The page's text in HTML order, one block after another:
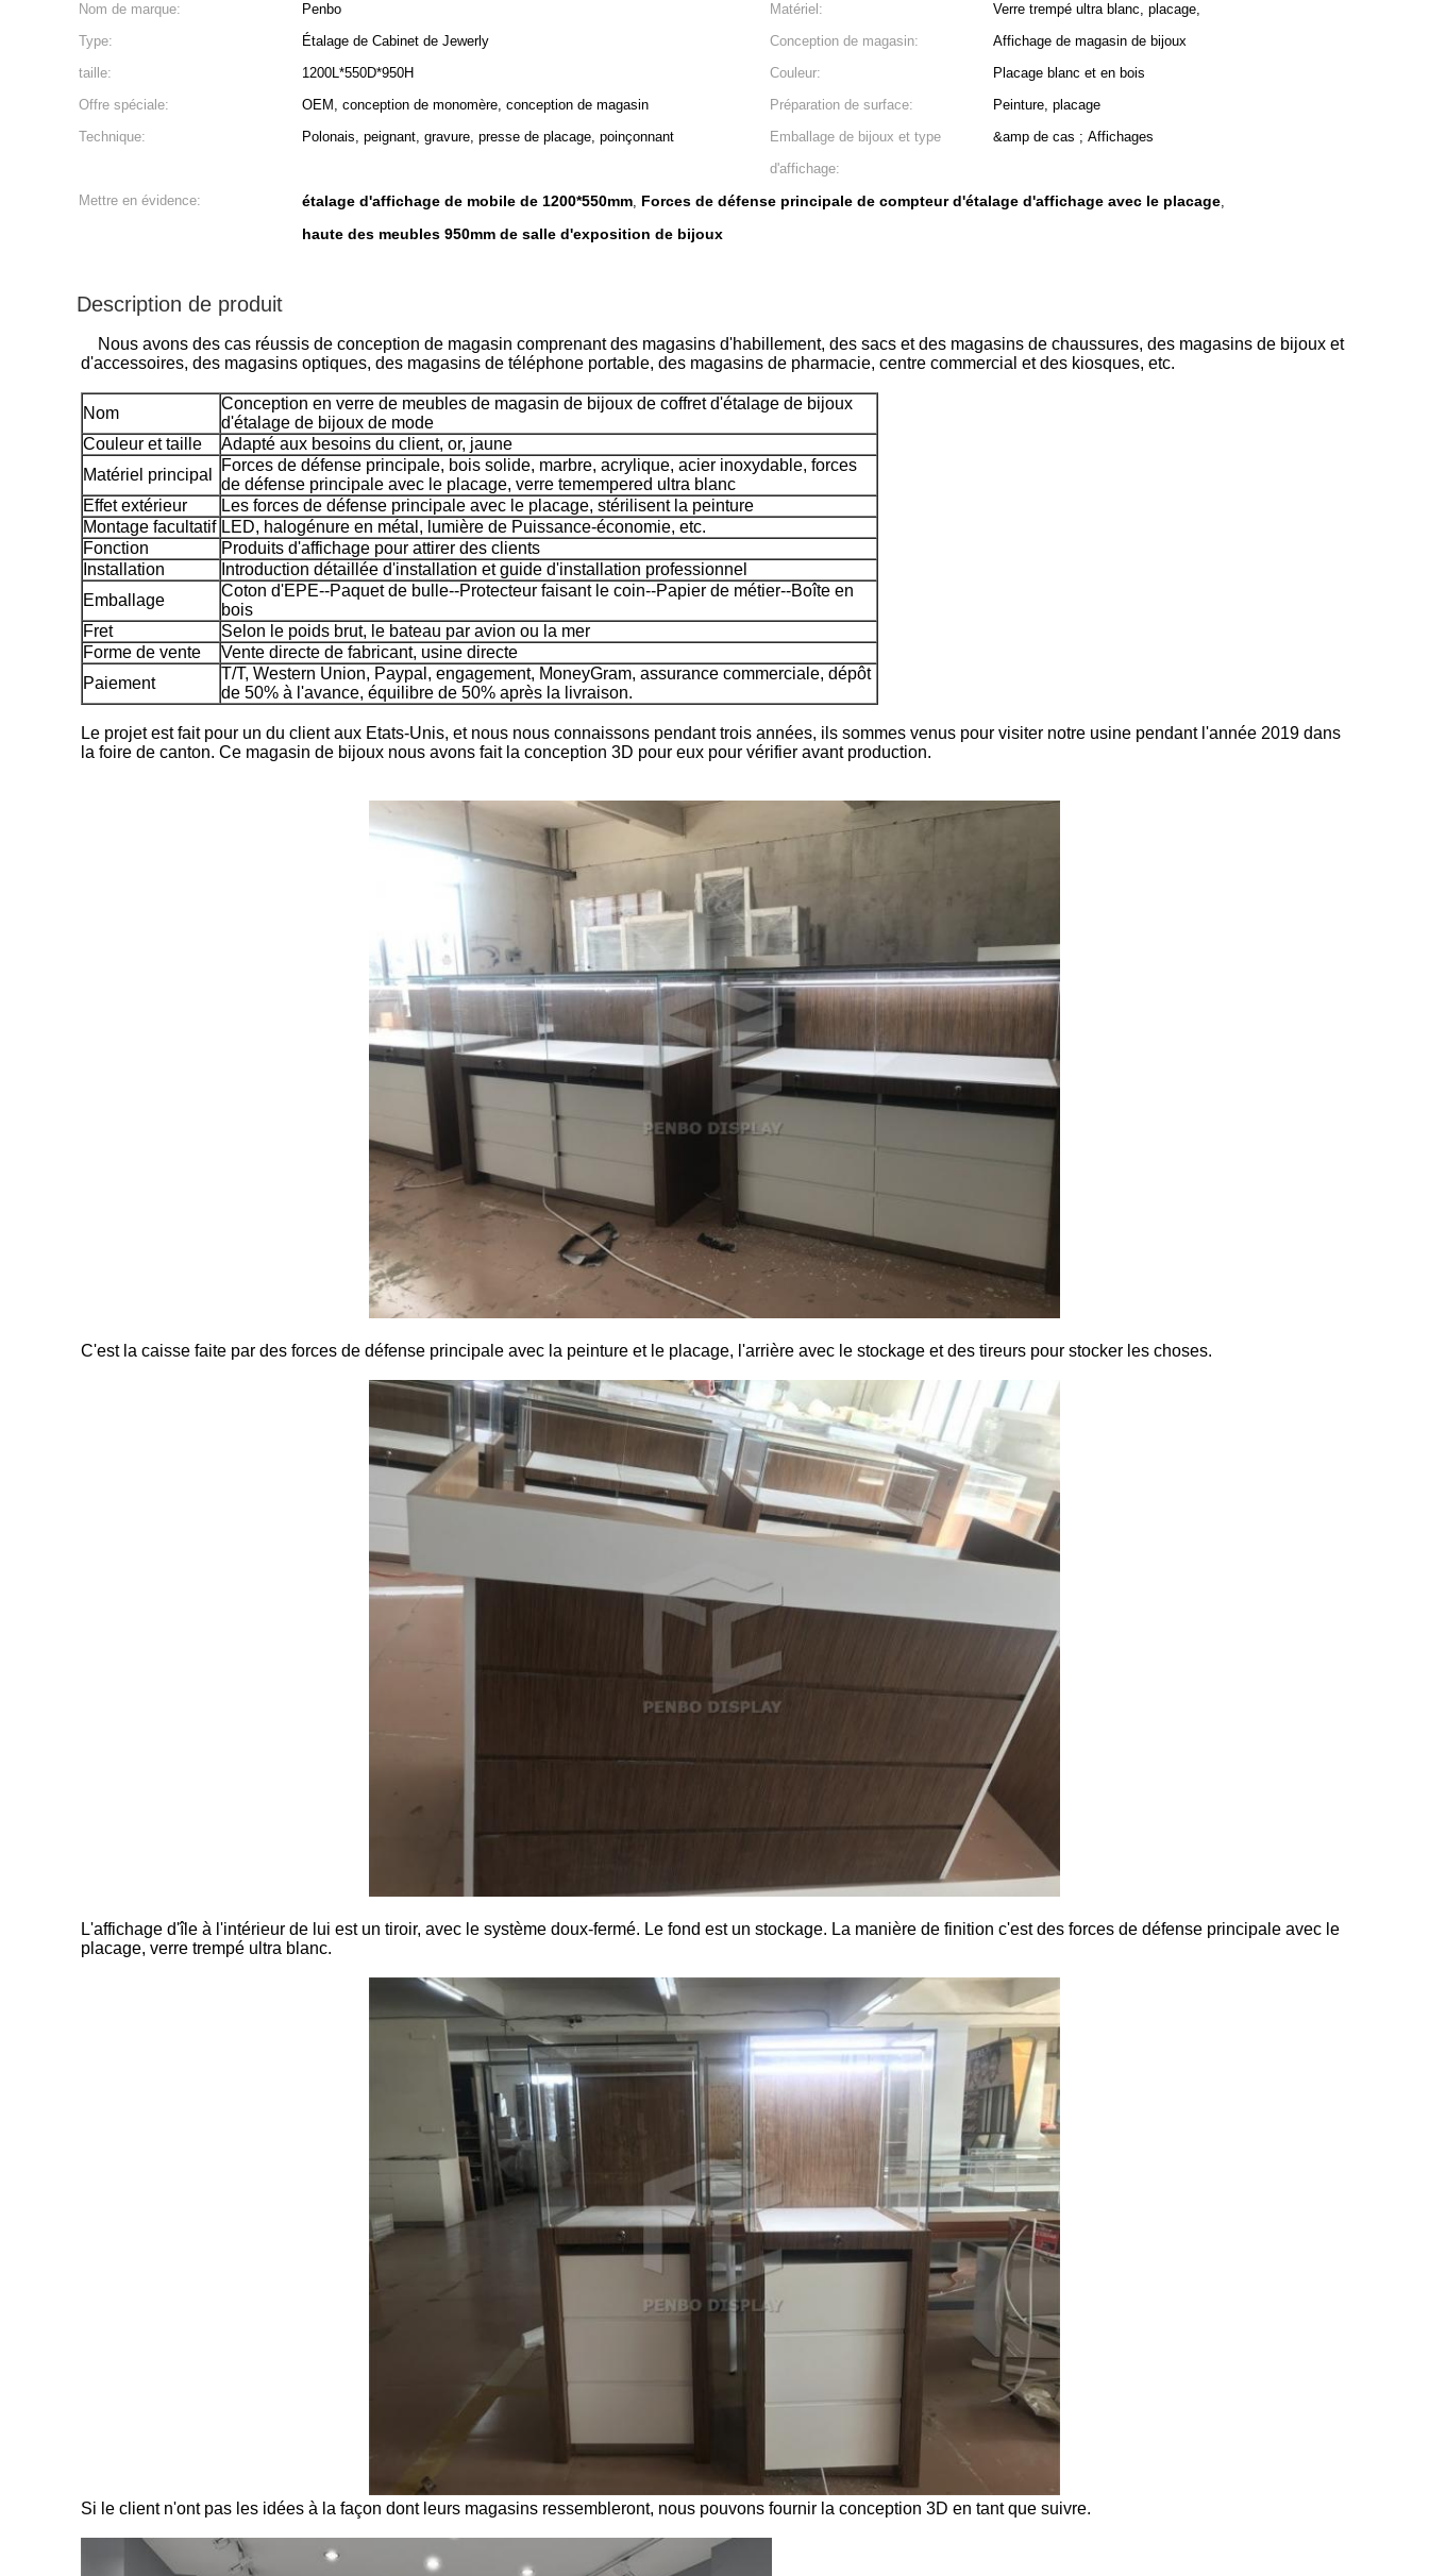
Nom de marque: Penbo Matériel:
Verre trempé ultra blanc, placage,
Type:
Étalage de Cabinet de Jewerly Conception de magasin:
Affichage de magasin de bijoux
taille:
1200L*550D*950H Couleur:
Placage blanc et en bois
Offre spéciale:
OEM, conception de monomère, conception de magasin Préparation de surface:
Peinture, placage
Technique:
Polonais, peignant, gravure, presse de placage, poinçonnant
Emballage de bijoux et type
d'affichage:
&amp de cas ; Affichages
Mettre en évidence: étalage d'affichage de mobile de 1200*550mm, Forces de défense principale de compteur d'étalage d'affichage avec le placage,
haute des meubles 950mm de salle d'exposition de bijoux
Description de produit
Nous avons des cas réussis de conception de magasin comprenant des magasins d'habillement, des sacs et des magasins de chaussures, des magasins de bijoux et
d'accessoires, des magasins optiques, des magasins de téléphone portable, des magasins de pharmacie, centre commercial et des kiosques, etc.
Nom
Conception en verre de meubles de magasin de bijoux de coffret d'étalage de bijoux
d'étalage de bijoux de mode
Couleur et taille
Adapté aux besoins du client, or, jaune
Matériel principal
Forces de défense principale, bois solide, marbre, acrylique, acier inoxydable, forces
de défense principale avec le placage, verre temempered ultra blanc
Effet extérieur
Les forces de défense principale avec le placage, stérilisent la peinture
Montage facultatif LED, halogénure en métal, lumière de Puissance-économie, etc.
Fonction
Produits d'affichage pour attirer des clients
Installation
Introduction détaillée d'installation et guide d'installation professionnel
Emballage
Coton d'EPE--Paquet de bulle--Protecteur faisant le coin--Papier de métier--Boîte en
bois
Fret
Selon le poids brut, le bateau par avion ou la mer
Forme de vente
Vente directe de fabricant, usine directe
Paiement
T/T, Western Union, Paypal, engagement, MoneyGram, assurance commerciale, dépôt
de 50% à l'avance, équilibre de 50% après la livraison.
Le projet est fait pour un du client aux Etats-Unis, et nous nous connaissons pendant trois années, ils sommes venus pour visiter notre usine pendant l'année 2019 dans
la foire de canton. Ce magasin de bijoux nous avons fait la conception 3D pour eux pour vérifier avant production.
C'est la caisse faite par des forces de défense principale avec la peinture et le placage, l'arrière avec le stockage et des tireurs pour stocker les choses.
L'affichage d'île à l'intérieur de lui est un tiroir, avec le système doux-fermé. Le fond est un stockage. La manière de finition c'est des forces de défense principale avec le
placage, verre trempé ultra blanc.
Si le client n'ont pas les idées à la façon dont leurs magasins ressembleront, nous pouvons fournir la conception 3D en tant que suivre.